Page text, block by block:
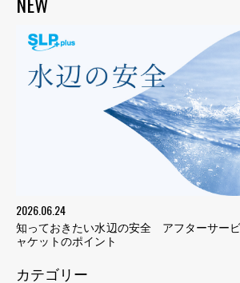
2026.06.24
知っておきたい水辺の安全 アフターサー
ャケットのポイント
カテゴリー